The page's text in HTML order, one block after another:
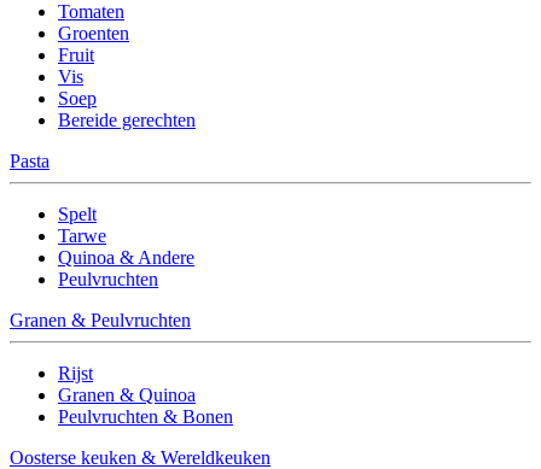
Tomaten
Groenten
Fruit
Vis
Soep
Bereide gerechten
Pasta
Spelt
Tarwe
Quinoa & Andere
Peulvruchten
Granen & Peulvruchten
Rijst
Granen & Quinoa
Peulvruchten & Bonen
Oosterse keuken & Wereldkeuken